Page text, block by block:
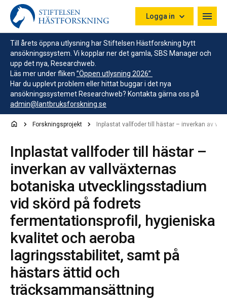
Hoppa till innehåll
Logga in
Till årets öppna utlysning har Stiftelsen Hästforskning bytt
ansökningssystem. Vi kopplar ner det gamla, SBS Manager och
upp det nya, Researchweb.
Läs mer under fliken ”Öppen utlysning 2026”
Har du upplevt problem eller hittat buggar i det nya
ansökningssystemet Researchweb? Kontakta gärna oss på
admin@lantbruksforskning.se
Forskningsprojekt Inplastat vallfoder till hästar – inverkan av
Inplastat vallfoder till hästar –
inverkan av vallväxternas
botaniska utvecklingsstadium
vid skörd på fodrets
fermentationsprofil, hygieniska
kvalitet och aeroba
lagringsstabilitet, samt på
hästars ättid och
träcksammansättning